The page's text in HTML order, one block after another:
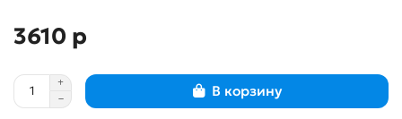
3610 р
В корзину